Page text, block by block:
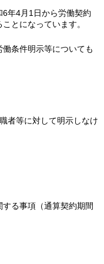
年4月1日から労働契約
とになっています。
条件明示等についても
者等に対して明示しなけ
る事項（通算契約期間